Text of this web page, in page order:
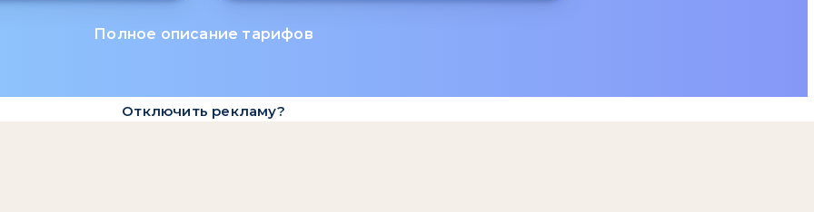
Полное описание тарифов
Отключить рекламу?